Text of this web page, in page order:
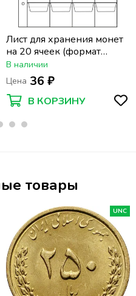
Лист для хранения монет
на 20 ячеек (формат
Optima) (200х250 мм)
В наличии
Цена 36 ₽
В КОРЗИНУ
товары
UNC